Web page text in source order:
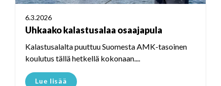
6.3.2026
Uhkaako kalastusalaa osaajapula
Kalastusalalta puuttuu Suomesta AMK-tasoinen
koulutus tällä hetkellä kokonaan....
Lue lisää